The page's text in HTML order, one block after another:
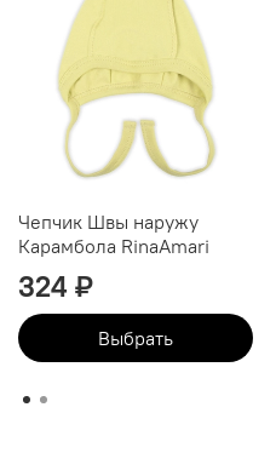
Чепчик Швы наружу
Карамбола RinaAmari
324 ₽
Выбрать